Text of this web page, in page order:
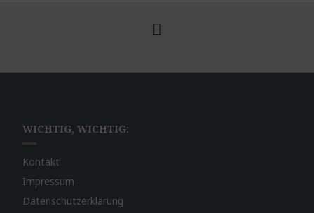
WICHTIG, WICHTIG:
Kontakt
Impressum
Datenschutzerklärung